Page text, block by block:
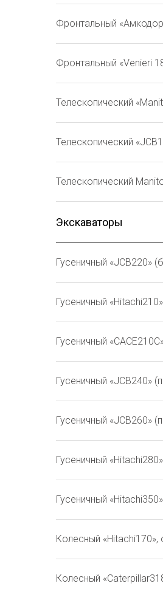
Фронтальный
Фронтальный «Venieri
Телескопический
Телескопический
Телескопический
Экскаваторы
Гусеничный «JCB220»
Гусеничный
Гусеничный
Гусеничный «JCB240»
Гусеничный «JCB260»
Гусеничный
Гусеничный
Колесный
Колесный